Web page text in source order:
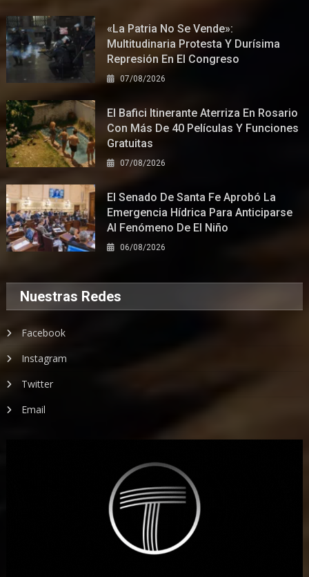
«La Patria No Se Vende»:
Multitudinaria Protesta Y Durísima
Represión En El Congreso
07/08/2026
El Bafici Itinerante Aterriza En Rosario
Con Más De 40 Películas Y Funciones
Gratuitas
07/08/2026
El Senado De Santa Fe Aprobó La
Emergencia Hídrica Para Anticiparse
Al Fenómeno De El Niño
06/08/2026
Nuestras Redes
Facebook
Instagram
Twitter
Email